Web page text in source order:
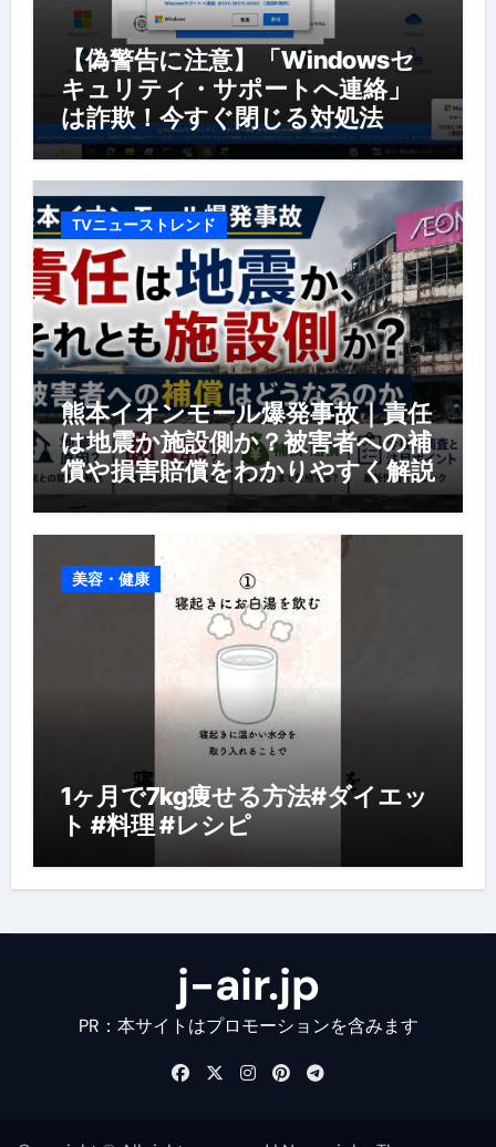
【偽警告に注意】「Windowsセ
キュリティ・サポートへ連絡」
は詐欺！今すぐ閉じる対処法
TVニューストレンド
熊本イオンモール爆発事故｜責任
は地震か施設側か？被害者への補
償や損害賠償をわかりやすく解説
美容・健康
1ヶ月で7kg痩せる方法#ダイエッ
ト #料理 #レシピ
j-air.jp
PR：本サイトはプロモーションを含みます